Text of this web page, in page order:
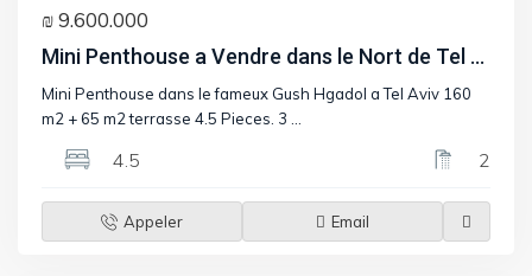
₪ 9.600.000
Mini Penthouse a Vendre dans le Nort de Tel ...
Mini Penthouse dans le fameux Gush Hgadol a Tel Aviv 160
m2 + 65 m2 terrasse 4.5 Pieces. 3
4.5 2
Appeler Email